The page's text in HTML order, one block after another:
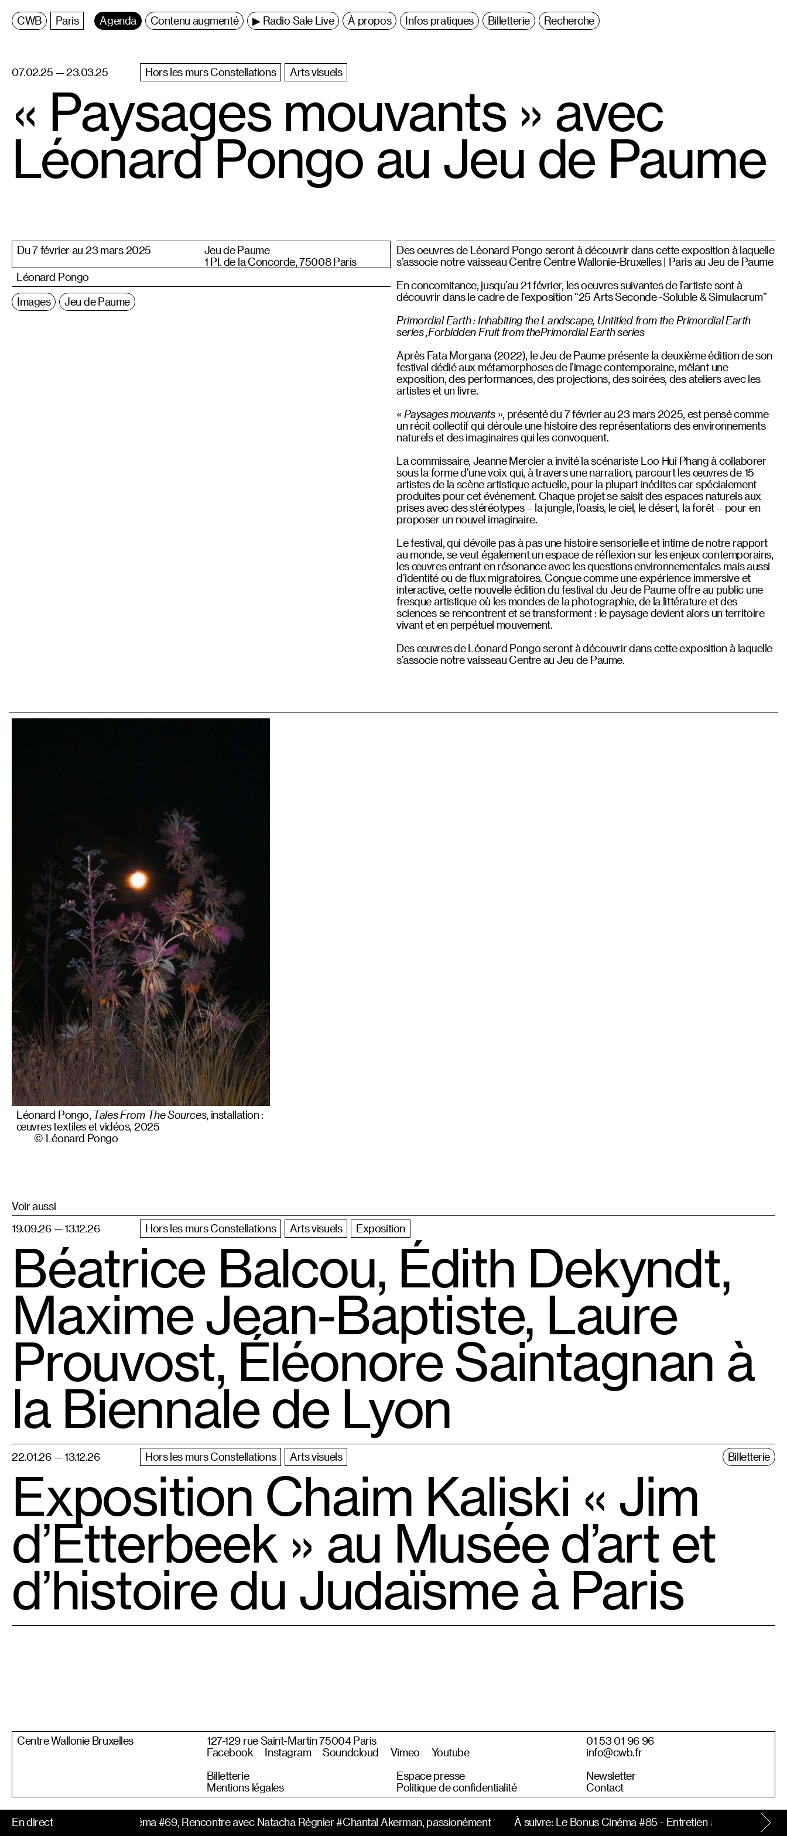
Centre
Wallonie
Bruxelles
Paris Agenda Contenu augmenté ▶ Radio Sale Live À propos Infos pratiques Billetterie Recherche
En direct Le Bonus Cinéma #69, Rencontre avec Natacha Régnier #Chantal Akerman, passionément À suivre: Le Bonus Cinéma #85 - Entretien avec Laurent
07.02.25 — 23.03.25 Hors les murs Constellations Arts visuels
« Paysages mouvants » avec
Léonard Pongo au Jeu de Paume
Du 7 février au 23 mars 2025
Jeu de Paume
1 Pl. de la Concorde, 75008 Paris
Léonard Pongo
Images
Jeu de Paume
Des oeuvres de Léonard Pongo seront à découvrir dans cette exposition à laquelle
s’associe notre vaisseau Centre Centre Wallonie-Bruxelles | Paris au Jeu de Paume
En concomitance, jusqu’au 21 février, les oeuvres suivantes de l’artiste sont à
découvrir dans le cadre de l’exposition “25 Arts Seconde -Soluble & Simulacrum”
Primordial Earth : Inhabiting the Landscape, Untitled from the Primordial Earth
series ,Forbidden Fruit from thePrimordial Earth series
Après Fata Morgana (2022), le Jeu de Paume présente la deuxième édition de son
festival dédié aux métamorphoses de l’image contemporaine, mêlant une
exposition, des performances, des projections, des soirées, des ateliers avec les
artistes et un livre.
« Paysages mouvants», présenté du 7 février au 23 mars 2025, est pensé comme
un récit collectif qui déroule une histoire des représentations des environnements
naturels et des imaginaires qui les convoquent.
La commissaire, Jeanne Mercier a invité la scénariste Loo Hui Phang à collaborer
sous la forme d’une voix qui, à travers une narration, parcourt les œuvres de 15
artistes de la scène artistique actuelle, pour la plupart inédites car spécialement
produites pour cet événement. Chaque projet se saisit des espaces naturels aux
prises avec des stéréotypes – la jungle, l’oasis, le ciel, le désert, la forêt – pour en
proposer un nouvel imaginaire.
Le festival, qui dévoile pas à pas une histoire sensorielle et intime de notre rapport
au monde, se veut également un espace de réflexion sur les enjeux contemporains,
les œuvres entrant en résonance avec les questions environnementales mais aussi
d’identité ou de flux migratoires. Conçue comme une expérience immersive et
interactive, cette nouvelle édition du festival du Jeu de Paume offre au public une
fresque artistique où les mondes de la photographie, de la littérature et des
sciences se rencontrent et se transforment : le paysage devient alors un territoire
vivant et en perpétuel mouvement.
Des œuvres de Léonard Pongo seront à découvrir dans cette exposition à laquelle
s’associe notre vaisseau Centre au Jeu de Paume.
Léonard Pongo, Tales From The Sources, installation :
œuvres textiles et vidéos, 2025
© Léonard Pongo
Voir aussi
19.09.26 — 13.12.26
Hors les murs Constellations Arts visuels Exposition
Béatrice Balcou, Édith Dekyndt,
Maxime Jean-Baptiste, Laure
Prouvost, Éléonore Saintagnan à
la Biennale de Lyon
22.01.26 — 13.12.26 Hors les murs Constellations Arts visuels Billetterie
Exposition Chaim Kaliski « Jim
d’Etterbeek » au Musée d’art et
d’histoire du Judaïsme à Paris
Centre Wallonie Bruxelles 127-129 rue Saint-Martin 75004 Paris
01 53 01 96 96
Facebook
Instagram Soundcloud Vimeo Youtube
info@cwb.fr
Billetterie
Espace presse
Newsletter
Mentions légales
Politique de confidentialité Contact